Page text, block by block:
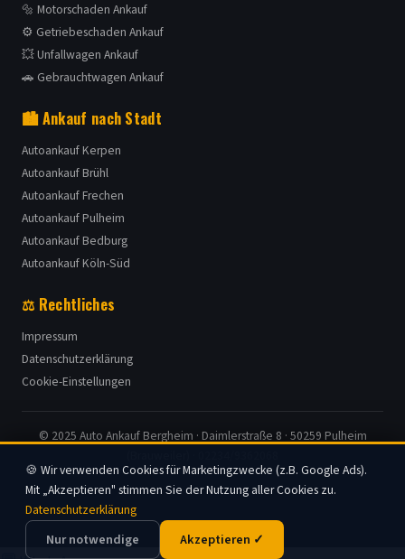
🍪 Wir verwenden Cookies für Marketingzwecke (z.B. Google Ads).
Mit „Akzeptieren" stimmen Sie der Nutzung aller Cookies zu.
Datenschutzerklärung
Nur notwendige Akzeptieren ✓
🔩 Motorschaden Ankauf
⚙️ Getriebeschaden Ankauf
💥 Unfallwagen Ankauf
🚗 Gebrauchtwagen Ankauf
🏙️ Ankauf nach Stadt
Autoankauf Kerpen
Autoankauf Brühl
Autoankauf Frechen
Autoankauf Pulheim
Autoankauf Bedburg
Autoankauf Köln-Süd
⚖️ Rechtliches
Impressum
Datenschutzerklärung
Cookie-Einstellungen
© 2025 Auto Ankauf Bergheim · Daimlerstraße 8 · 50259 Pulheim